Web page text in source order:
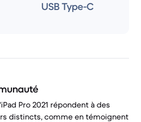
USB Type-C
Pro 2021 répondent à des
distincts, comme en témoignent